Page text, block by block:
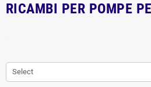
RICAMBI PER POMPE
Select